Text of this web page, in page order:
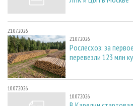
21.07.2026
21.07.2026
Рослесхоз: за
перевезли 123 млн
10.07.2026
10.07.2026